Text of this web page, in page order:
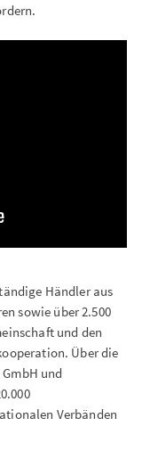
Händler aus
sowie über 2.500
und den
Über die
und
Verbänden